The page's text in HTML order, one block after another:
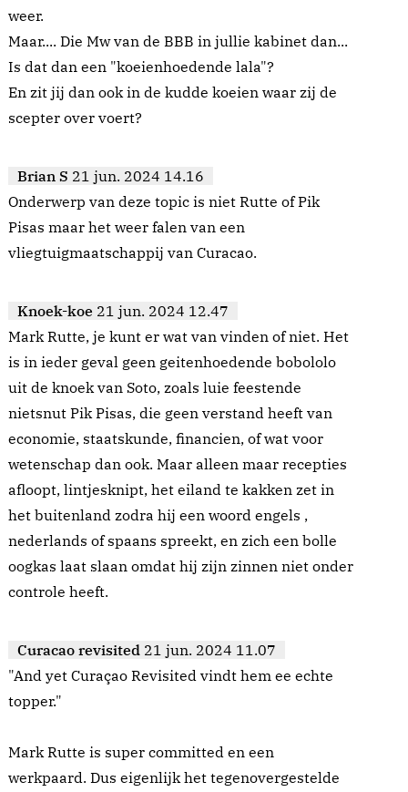
weer.
Maar.... Die Mw van de BBB in jullie kabinet dan...
Is dat dan een "koeienhoedende lala"?
En zit jij dan ook in de kudde koeien waar zij de
scepter over voert?
Brian S 21 jun. 2024 14.16
Onderwerp van deze topic is niet Rutte of Pik
Pisas maar het weer falen van een
vliegtuigmaatschappij van Curacao.
Knoek-koe 21 jun. 2024 12.47
Mark Rutte, je kunt er wat van vinden of niet. Het
is in ieder geval geen geitenhoedende bobololo
uit de knoek van Soto, zoals luie feestende
nietsnut Pik Pisas, die geen verstand heeft van
economie, staatskunde, financien, of wat voor
wetenschap dan ook. Maar alleen maar recepties
afloopt, lintjesknipt, het eiland te kakken zet in
het buitenland zodra hij een woord engels ,
nederlands of spaans spreekt, en zich een bolle
oogkas laat slaan omdat hij zijn zinnen niet onder
controle heeft.
Curacao revisited 21 jun. 2024 11.07
"And yet Curaçao Revisited vindt hem ee echte
topper."
Mark Rutte is super committed en een
werkpaard. Dus eigenlijk het tegenovergestelde